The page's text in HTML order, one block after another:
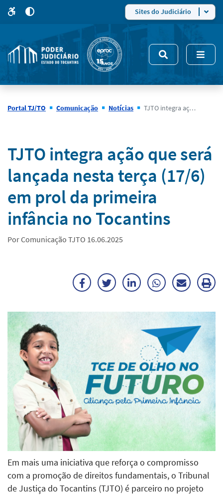
site
5
modo
de
alto
Sites do Judiciário
Portal TJ/TO Comunicação Notícias TJTO integra ação que será lançada nesta terça (17/6) em prol da primeira infância no Tocantins
Notícias
TJTO integra ação que será
lançada nesta terça (17/6)
em prol da primeira
infância no Tocantins
Por Comunicação TJTO 16.06.2025
FacebookTwitterLinkedInWhatsApp
Enviar
E-
mail
Em mais uma iniciativa que reforça o compromisso
com a promoção de direitos fundamentais, o Tribunal
de Justiça do Tocantins (TJTO) é parceiro no projeto